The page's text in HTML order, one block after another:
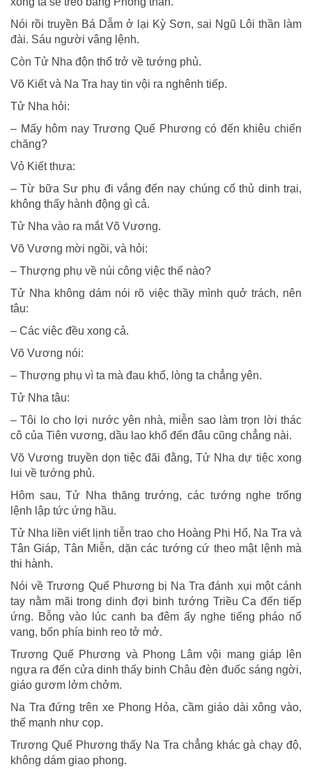
Nói rồi truyền Bá Dẫm ở lại Kỳ Sơn, sai Ngũ Lôi thần làm
đài. Sáu người vâng lệnh.
Còn Tử Nha độn thổ trở về tướng phủ.
Võ Kiết và Na Tra hay tin vội ra nghênh tiếp.
Tử Nha hỏi:
– Mấy hôm nay Trương Quế Phương có đến khiêu chiến
chăng?
Vỏ Kiết thưa:
– Từ bữa Sư phụ đi vắng đến nay chúng cố thủ dinh trại,
không thấy hành động gì cả.
Tử Nha vào ra mắt Võ Vương.
Võ Vương mời ngồi, và hỏi:
– Thượng phụ về núi công việc thế nào?
Tử Nha không dám nói rõ việc thầy mình quở trách, nên
tâu:
– Các việc đều xong cả.
Võ Vương nói:
– Thượng phụ vì ta mà đau khổ, lòng ta chẳng yên.
Tử Nha tâu:
– Tôi lo cho lợi nước yên nhà, miễn sao làm trọn lời thác
cô của Tiên vương, dầu lao khổ đến đâu cũng chẳng nài.
Võ Vương truyền dọn tiệc đãi đằng, Tử Nha dự tiệc xong
lui về tướng phủ.
Hôm sau, Tử Nha thăng trướng, các tướng nghe trống
lệnh lập tức ứng hầu.
Tử Nha liền viết lịnh tiễn trao cho Hoàng Phi Hổ, Na Tra và
Tân Giáp, Tân Miễn, dặn các tướng cứ theo mật lệnh mà
thi hành.
Nói về Trương Quế Phương bị Na Tra đánh xụi một cánh
tay nằm mãi trong dinh đợi binh tướng Triều Ca đến tiếp
ứng. Bỗng vào lúc canh ba đêm ấy nghe tiếng pháo nổ
vang, bốn phía binh reo tở mở.
Trương Quế Phương và Phong Lâm vội mang giáp lên
ngựa ra đến cửa dinh thấy binh Châu đèn đuốc sáng ngời,
giáo gươm lởm chởm.
Na Tra đứng trên xe Phong Hỏa, cầm giáo dài xông vào,
thế mạnh như cọp.
Trương Quế Phương thấy Na Tra chẳng khác gà chạy độ,
không dám giao phong.